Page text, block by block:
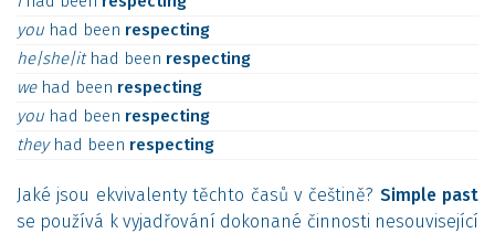
you had been respecting
he|she|it had been respecting
we had been respecting
you had been respecting
they had been respecting
Jaké jsou ekvivalenty těchto časů v češtině? Simple past
se používá k vyjadřování dokonané činnosti nesouvisející